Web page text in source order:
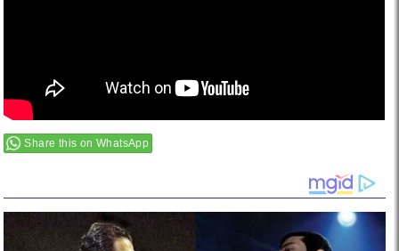
Share this on WhatsApp